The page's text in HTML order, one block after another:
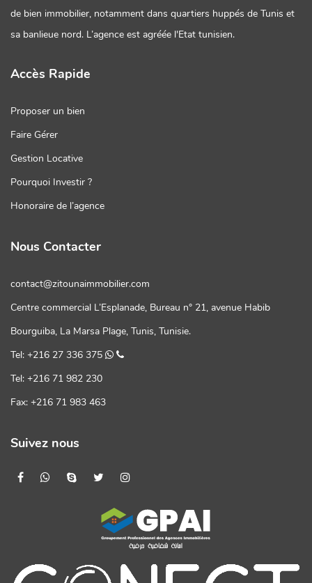
de bien immobilier, notamment dans quartiers huppés de Tunis et
sa banlieue nord. L’agence est agréée l'Etat tunisien.
Accès Rapide
Proposer un bien
Faire Gérer
Gestion Locative
Pourquoi Investir ?
Honoraire de l’agence
Nous Contacter
contact@zitounaimmobilier.com
Centre commercial L’Esplanade, Bureau n° 21, avenue Habib
Bourguiba, La Marsa Plage, Tunis, Tunisie.
Tel: +216 27 336 375
Tel: +216 71 982 230
Fax: +216 71 983 463
Suivez nous